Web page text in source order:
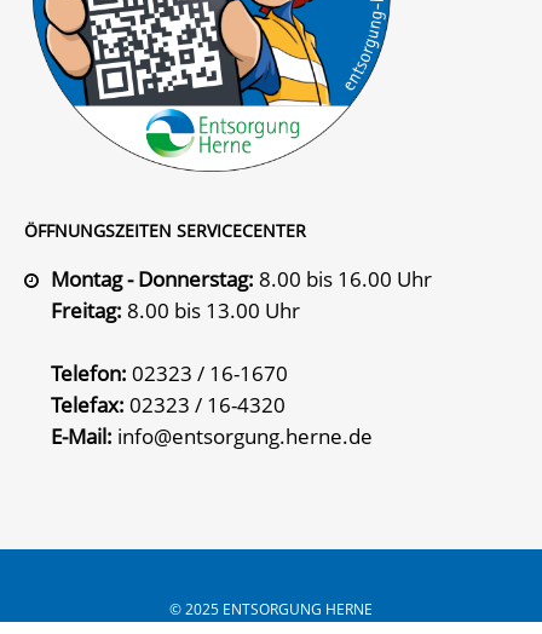
ÖFFNUNGSZEITEN SERVICECENTER
Montag - Donnerstag: 8.00 bis 16.00 Uhr
Freitag: 8.00 bis 13.00 Uhr
Telefon: 02323 / 16-1670
Telefax: 02323 / 16-4320
E-Mail: info@entsorgung.herne.de
© 2025 ENTSORGUNG HERNE